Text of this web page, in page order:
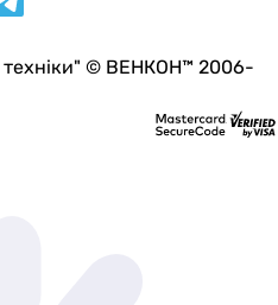
техніки" © ВЕНКОН™ 2006-